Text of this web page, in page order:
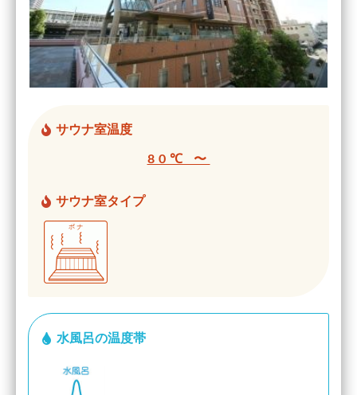
サウナ室温度
80℃ 〜
サウナ室タイプ
水風呂の温度帯